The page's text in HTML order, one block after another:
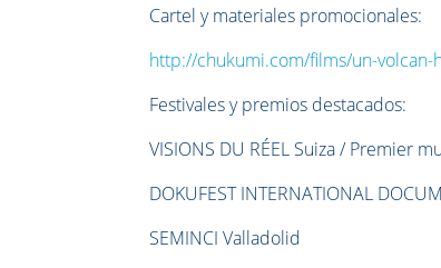
Cartel y materiales promocionales:
http://chukumi.com/films/un-volcan-
Festivales y premios destacados:
VISIONS DU RÉEL Suiza / Premier
DOKUFEST INTERNATIONAL
SEMINCI Valladolid